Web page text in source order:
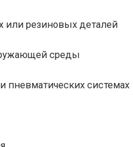
или резиновых деталей
среды
пневматических системах